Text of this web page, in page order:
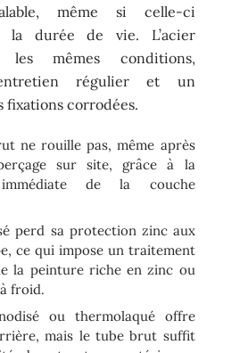
même si celle-ci
la durée de vie. L’acier
les mêmes conditions,
régulier et un
fixations corrodées.
ne rouille pas, même après
sur site, grâce à la
de la couche
perd sa protection zinc aux
ce qui impose un traitement
la peinture riche en zinc ou
froid.
ou thermolaqué offre
mais le tube brut suffit